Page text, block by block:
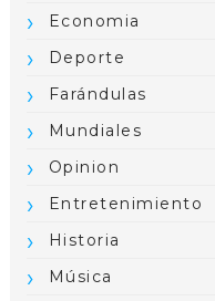
Economia
Deporte
Farándulas
Mundiales
Opinion
Entretenimiento
Historia
Música